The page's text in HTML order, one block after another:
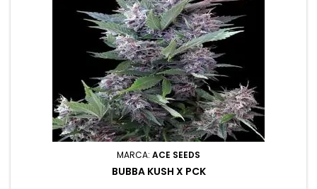
MARCA: ACE SEEDS
BUBBA KUSH X PCK